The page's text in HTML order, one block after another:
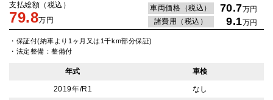
支払総額（税込）
79.8万円
車両価格（税込） 70.7万円
諸費用（税込）
9.1万円
・保証付(納車より1ヶ月又は1千km部分保証)
・法定整備：整備付
年式 車検
2019年/R1
なし